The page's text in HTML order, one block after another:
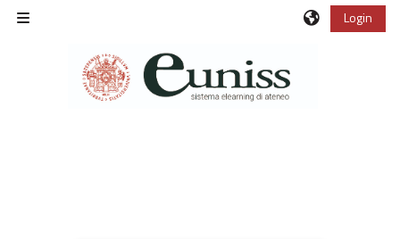
Vai al contenuto principale
Login